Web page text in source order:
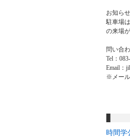
お知らせ
駐車場
の来場
問い合
Tel：
Email：
※メール
時間学